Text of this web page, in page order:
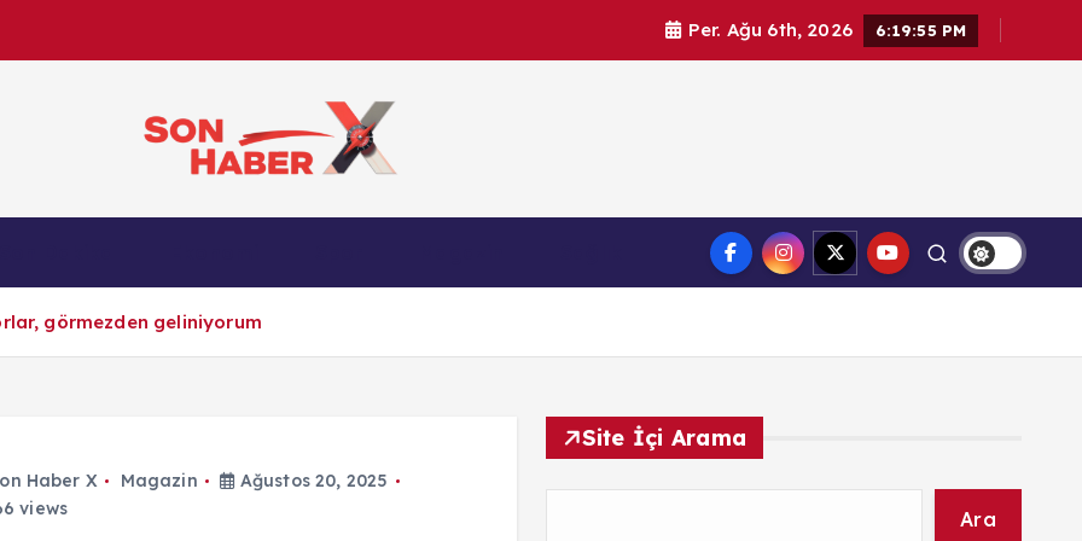
Per. Ağu 6th, 2026 6:19:56 PM
Son Haber X’te son dakika, Türkiye gündemi ve yerel haberler. Doğrulanmış kaynaklar, tarafsız içerik ve
anlık gelişmelerle güvenilir haber deneyimi.
görmezden geliniyorum
Haber X Magazin
Ağustos 20, 2025
views
Site İçi Arama
Ara